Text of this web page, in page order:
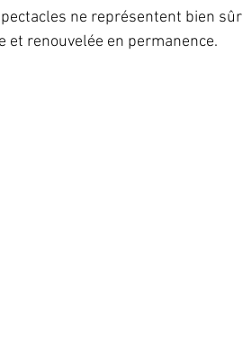
ne représentent bien
et renouvelée en permanence.